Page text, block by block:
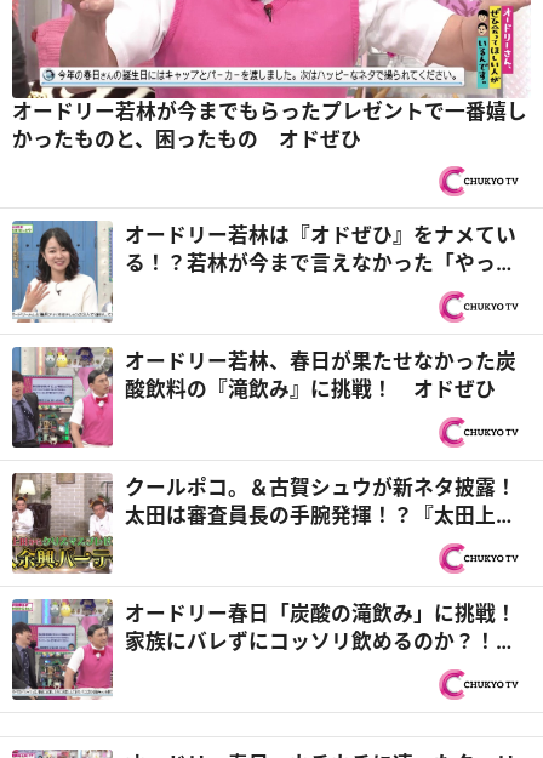
オードリー若林が今までもらったプレゼントで一番嬉し
かったものと、困ったもの オドぜひ
オードリー若林は『オドぜひ』をナメてい
る！？若林が今まで言えなかった「やって
オードリー若林、春日が果たせなかった炭
酸飲料の『滝飲み』に挑戦！ オドぜひ
クールポコ。＆古賀シュウが新ネタ披露！
太田は審査員長の手腕発揮！？『太田上
オードリー春日「炭酸の滝飲み」に挑戦！
家族にバレずにコッソリ飲めるのか？！